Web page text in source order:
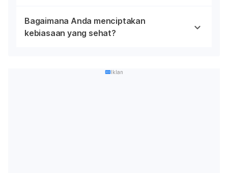
Bagaimana Anda menciptakan
kebiasaan yang sehat?
Iklan